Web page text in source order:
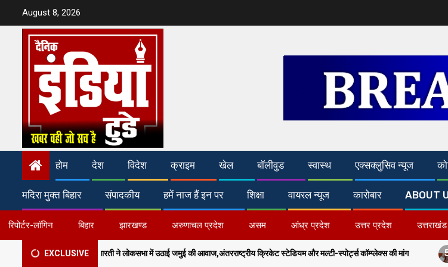
content
August 8, 2026
होम देश विदेश क्राइम खेल बॉलीवुड स्वास्थ एक्सक्लुसिव न्यूज
मदिरा मुक्त बिहार संपादकीय हमें नाज हैं इन पर शिक्षा वायरल न्यूज कारोबार ABOUT
रिपोर्टर-लॉगिन बिहार झारखण्ड अरुणाचल प्रदेश असम आंध्र प्रदेश उत्तर प्रदेश उत्तराखंड
EXCLUSIVE
​सांसद अरुण भारती ने लोकसभा में उठाई जमुई की आवाज,अंतरराष्ट्रीय क्रिकेट स्टेडियम और मल्टी-स्पोर्ट्स कॉम्प्लेक्स की मांग 5 कभी